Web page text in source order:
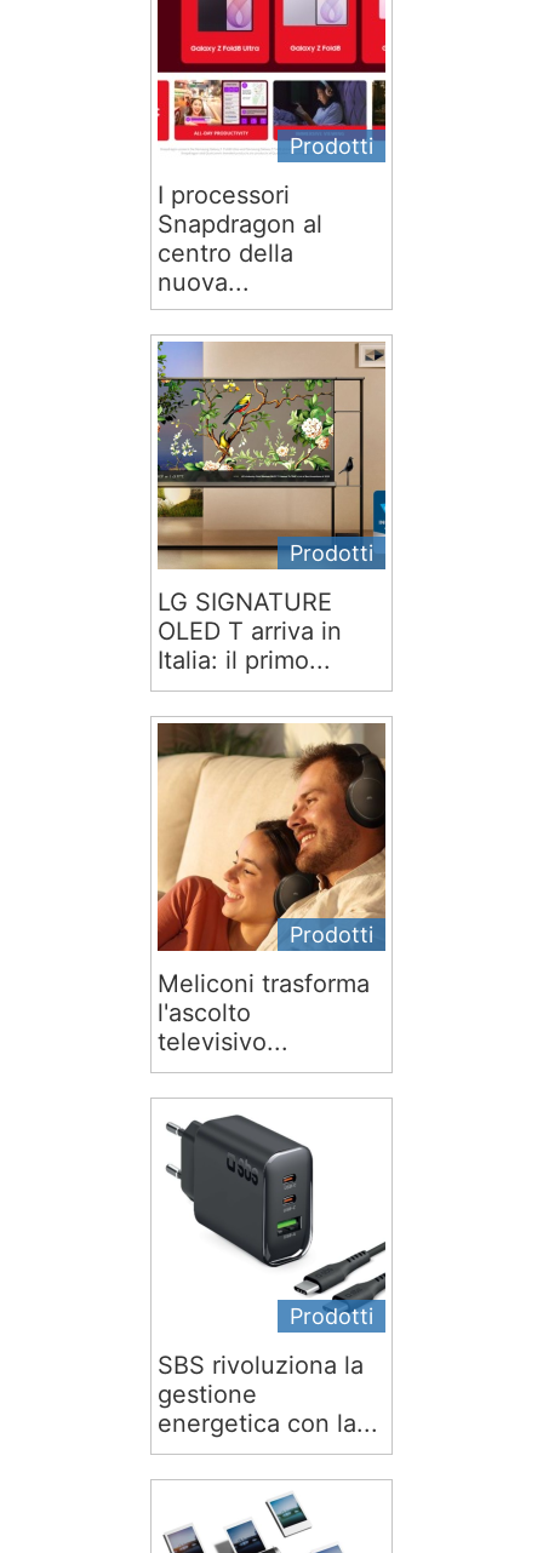
Prodotti
I processori
Snapdragon al
centro della
nuova...
Prodotti
LG SIGNATURE
OLED T arriva in
Italia: il primo...
Prodotti
Meliconi trasforma
l'ascolto
televisivo...
Prodotti
SBS rivoluziona la
gestione
energetica con la...